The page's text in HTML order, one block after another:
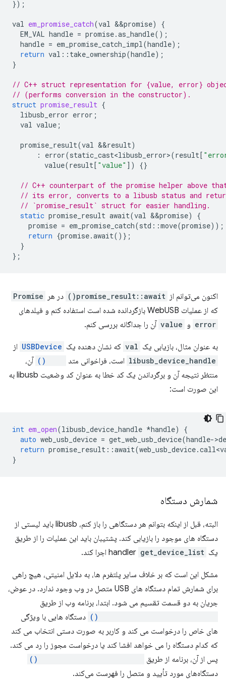
});
val em_promise_catch(val &&promise)
{
EM_VAL handle = promise.as_handle();
handle = em_promise_catch_impl(handle);
return val :: take_ownership(handle);
}
// C++ struct representation for {value, error}
// (performs conversion in the constructor).
struct promise_result {
libusb_error error ;
val value ;
promise_result(val &&result)
:
error(static_cast<libusb_error>(result [
value(result [ "value" ]) {}
// C++ counterpart of the promise helper above
// its error, converts to a libusb status and
// `promise_result` struct for easier handling.
static promise_result await(val &&promise)
{
promise = em_promise_catch(std ::move(promise));
return {promise.await()};
}
};
اکنون می‌توانم از promise_result::await() در هر Promise
که از عملیات WebUSB بازگردانده شده است استفاده کنم و فیلدهای
error و value آن را جداگانه بررسی کنم.
به عنوان مثال، بازیابی یک val که نشان دهنده یک USBDevice از
libusb_device_handle است، فراخوانی متد
آن،
منتظر نتیجه آن و برگرداندن یک کد خطا به عنوان کد وضعیت libusb به
این صورت است:
int em_open(libusb_device_handle *handle)
{
auto web_usb_device = get_web_usb_device(handle->
return promise_result ::await(web_usb_device.
}
شمارش دستگاه
البته، قبل از اینکه بتوانم هر دستگاهی را باز کنم، libusb باید لیستی از
دستگاه های موجود را بازیابی کند. پشتیبان باید این عملیات را از طریق
یک handler get_device_list اجرا کند.
مشکل این است که بر خلاف سایر پلتفرم ها، به دلایل امنیتی، هیچ راهی
برای شمارش تمام دستگاه های USB متصل در وب وجود ندارد. در عوض،
جریان به دو قسمت تقسیم می شود. ابتدا، برنامه وب از طریق
دستگاه هایی با ویژگی
های خاص را درخواست می کند و کاربر به صورت دستی انتخاب می کند
که کدام دستگاه را می خواهد افشا کند یا درخواست مجوز را رد می کند.
پس از آن، برنامه از طریق
دستگاه‌های مورد تأیید و متصل را فهرست می‌کند.